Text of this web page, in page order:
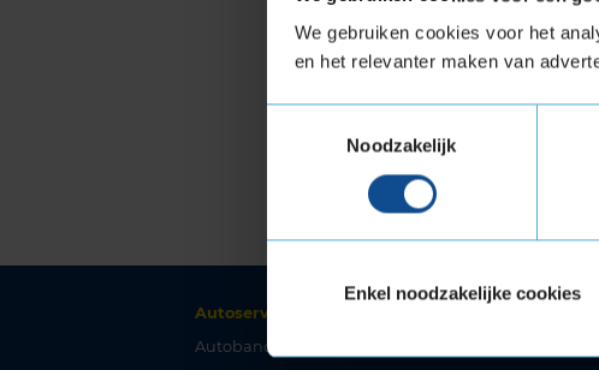
We gebruiken cookies voor het
en het relevanter maken van
Noodzakelijk
Enkel noodzakelijke cookies
Autoservice
Autobanden